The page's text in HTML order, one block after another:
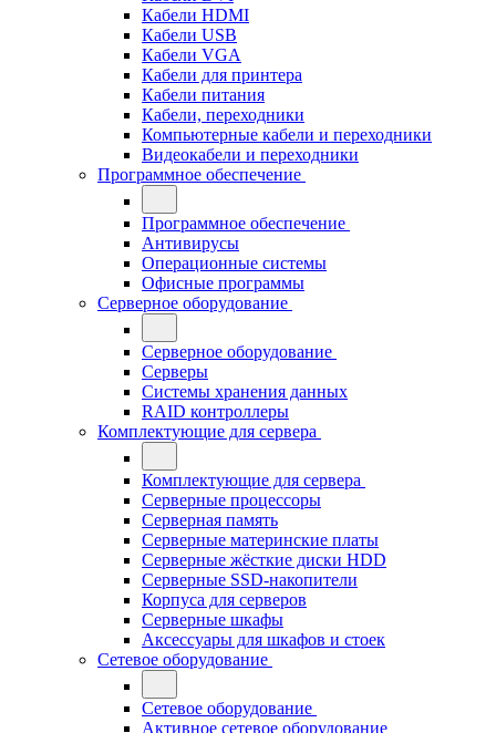
Кабели HDMI
Кабели USB
Кабели VGA
Кабели для принтера
Кабели питания
Кабели, переходники
Компьютерные кабели и переходники
Видеокабели и переходники
Программное обеспечение
Программное обеспечение
Антивирусы
Операционные системы
Офисные программы
Серверное оборудование
Серверное оборудование
Серверы
Системы хранения данных
RAID контроллеры
Комплектующие для сервера
Комплектующие для сервера
Серверные процессоры
Серверная память
Серверные материнские платы
Серверные жёсткие диски HDD
Серверные SSD-накопители
Корпуса для серверов
Серверные шкафы
Аксессуары для шкафов и стоек
Сетевое оборудование
Сетевое оборудование
Активное сетевое оборудование